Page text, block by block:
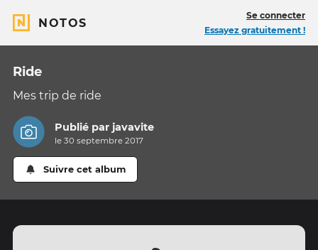
NOTOS
Se connecter
Essayez gratuitement !
Ride
Mes trip de ride
Publié par javavite
le 30 septembre 2017
Suivre cet album